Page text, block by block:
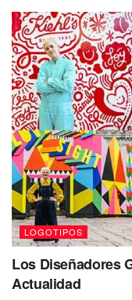
LOGOTIPOS
Los Diseñadores
Actualidad